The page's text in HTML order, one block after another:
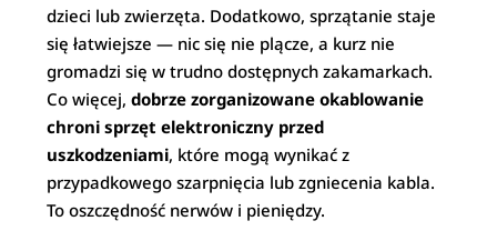
dzieci lub zwierzęta. Dodatkowo, sprzątanie staje
się łatwiejsze — nic się nie plącze, a kurz nie
gromadzi się w trudno dostępnych zakamarkach.
Co więcej,dobrze zorganizowane okablowanie
chroni sprzęt elektroniczny przed
uszkodzeniami, które mogą wynikać z
przypadkowego szarpnięcia lub zgniecenia kabla.
To oszczędność nerwów i pieniędzy.